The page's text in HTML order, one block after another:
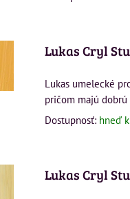
Lukas Cryl
Lukas umelecké
pričom majú dobrú
Dostupnosť: hneď
Lukas Cryl